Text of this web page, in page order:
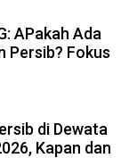
APakah Ada
Persib? Fokus
di Dewata
Kapan dan